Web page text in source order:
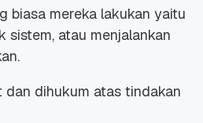
biasa mereka lakukan yaitu
sistem, atau menjalankan
dihukum atas tindakan